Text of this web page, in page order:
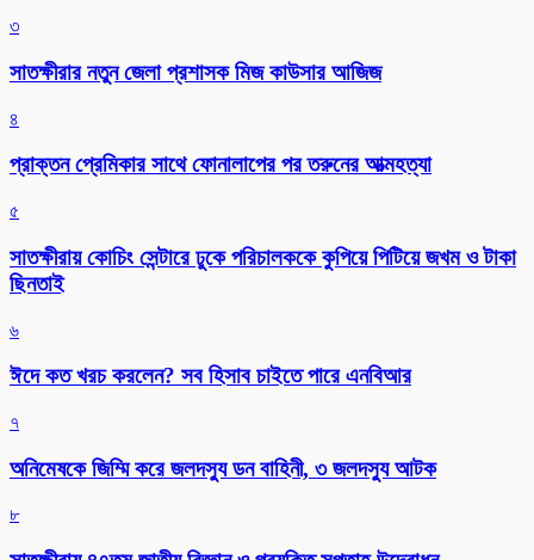
৩
সাতক্ষীরার নতুন জেলা প্রশাসক মিজ কাউসার আজিজ
৪
প্রাক্তন প্রেমিকার সাথে ফোনালাপের পর তরুনের আত্মহত্যা
৫
সাতক্ষীরায় কোচিং সেন্টারে ঢুকে পরিচালককে কুপিয়ে পিটিয়ে জখম ও টাকা
ছিনতাই
৬
ঈদে কত খরচ করলেন? সব হিসাব চাইতে পারে এনবিআর
৭
অনিমেষকে জিম্মি করে জলদস্যু ডন বাহিনী, ৩ জলদস্যু আটক
৮